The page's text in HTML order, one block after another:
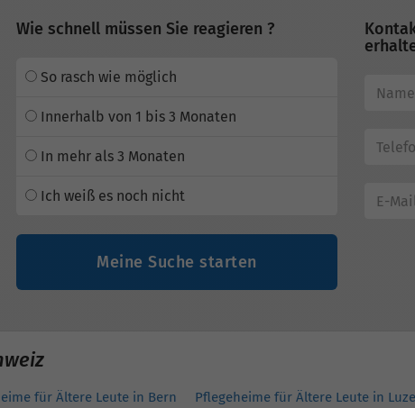
Wie schnell müssen Sie reagieren ?
So rasch wie möglich
Innerhalb von 1 bis 3 Monaten
In mehr als 3 Monaten
Ich weiß es noch nicht
Meine Suche starten
für Ältere Leute in Bern
Pflegeheime für Ältere Leute in